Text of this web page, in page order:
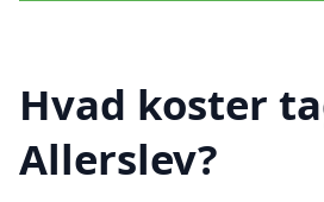
Hvad koster
Allerslev?